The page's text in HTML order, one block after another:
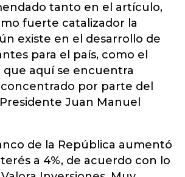
tanto en el artículo,
fuerte catalizador la
existe en el desarrollo de
para el país, como el
aquí se encuentra
por parte del
Juan Manuel
de la República aumentó
a 4%, de acuerdo con lo